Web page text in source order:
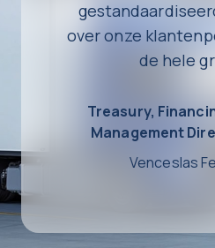
over onze
de hele
Treasury,
Management
Venceslas